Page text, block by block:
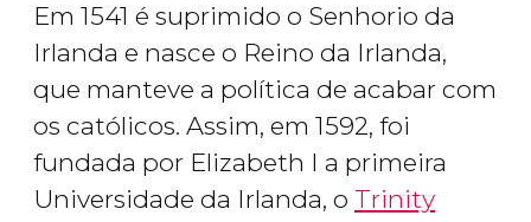
Em 1541 é suprimido o Senhorio da
Irlanda e nasce o Reino da Irlanda,
que manteve a política de acabar com
os católicos. Assim, em 1592, foi
fundada por Elizabeth I a primeira
Universidade da Irlanda, o Trinity